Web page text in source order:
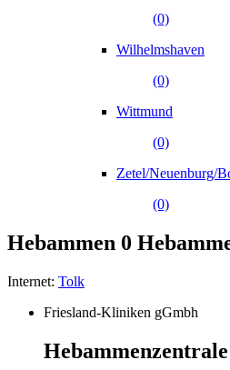
(0)
Wilhelmshaven
(0)
Wittmund
(0)
Zetel/Neuenburg/
(0)
Hebammen 0
Internet: Tolk
Friesland-Kliniken gGmbh